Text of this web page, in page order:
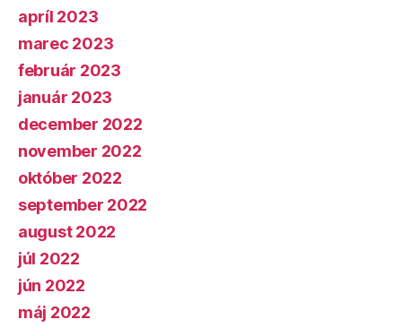
apríl 2023
marec 2023
február 2023
január 2023
december 2022
november 2022
október 2022
september 2022
august 2022
júl 2022
jún 2022
máj 2022